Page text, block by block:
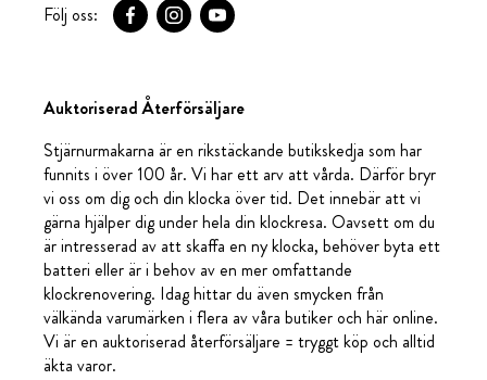
Följ oss:
Auktoriserad Återförsäljare
Stjärnurmakarna är en rikstäckande butikskedja som har
funnits i över 100 år. Vi har ett arv att vårda. Därför bryr
vi oss om dig och din klocka över tid. Det innebär att vi
gärna hjälper dig under hela din klockresa. Oavsett om du
är intresserad av att skaffa en ny klocka, behöver byta ett
batteri eller är i behov av en mer omfattande
klockrenovering. Idag hittar du även smycken från
välkända varumärken i flera av våra butiker och här online.
Vi är en auktoriserad återförsäljare = tryggt köp och alltid
äkta varor.